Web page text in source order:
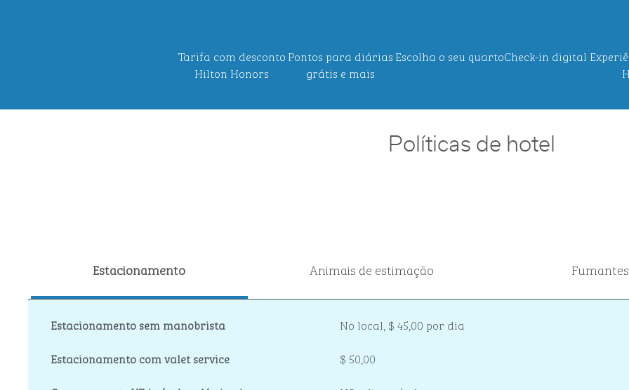
Tarifa com desconto
Hilton Honors
Pontos para diárias
grátis e mais
Escolha o seu quartoCheck-in digital
Políticas de hotel
Estacionamento Animais de estimação Fumantes
Estacionamento sem manobrista No local, $ 45,00 por dia
Estacionamento com valet service
$ 50,00